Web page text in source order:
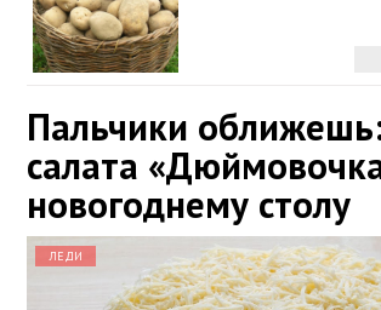
Пальчики
салата
новогоднему столу
ЛЕДИ